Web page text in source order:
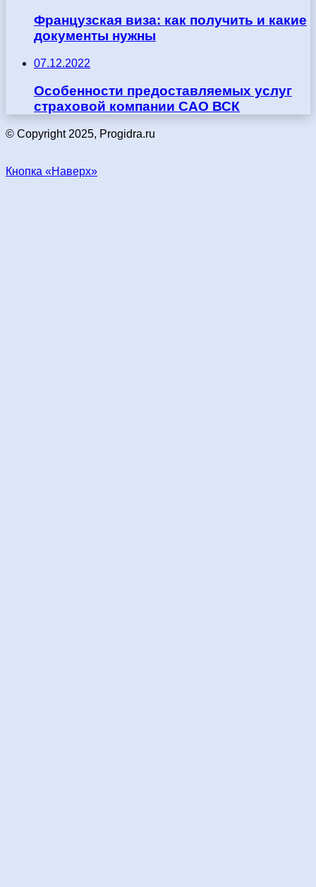
Французская виза: как получить и какие
документы нужны
07.12.2022
Особенности предоставляемых услуг
страховой компании САО ВСК
© Copyright 2025, Progidra.ru
Кнопка «Наверх»